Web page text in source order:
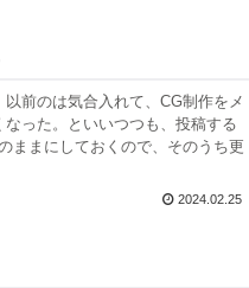
前のは気合入れて、CG制作をメ
った。といいつつも、投稿する
ままにしておくので、そのうち更
2024.02.25